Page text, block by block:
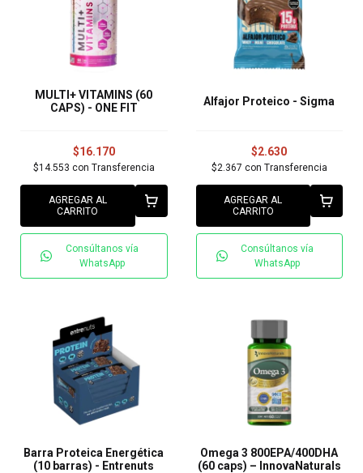
MULTI+ VITAMINS (60
CAPS) - ONE FIT
$16.170
$14.553 con Transferencia
AGREGAR AL
CARRITO
Consúltanos vía
WhatsApp
Alfajor Proteico - Sigma
$2.630
$2.367 con Transferencia
AGREGAR AL
CARRITO
Consúltanos vía
WhatsApp
Barra Proteica Energética
(10 barras) - Entrenuts
Omega 3 800EPA/400DHA
(60 caps) – InnovaNaturals